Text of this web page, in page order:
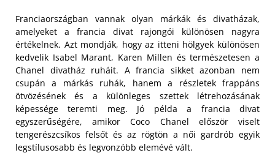
Franciaországban vannak olyan márkák és divatházak,
amelyeket a francia divat rajongói különösen nagyra
értékelnek. Azt mondják, hogy az itteni hölgyek különösen
kedvelik Isabel Marant, Karen Millen és természetesen a
Chanel divatház ruháit. A francia sikket azonban nem
csupán a márkás ruhák, hanem a részletek frappáns
ötvözésének és a különleges szettek létrehozásának
képessége teremti meg. Jó példa a francia divat
egyszerűségére, amikor Coco Chanel először viselt
tengerészcsíkos felsőt és az rögtön a női gardrób egyik
legstílusosabb és legvonzóbb elemévé vált.